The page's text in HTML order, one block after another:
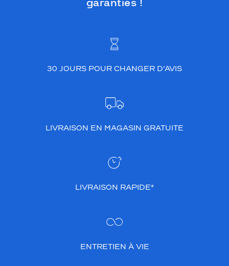
garanties !
30 JOURS POUR CHANGER D’AVIS
LIVRAISON EN MAGASIN GRATUITE
LIVRAISON RAPIDE*
ENTRETIEN À VIE